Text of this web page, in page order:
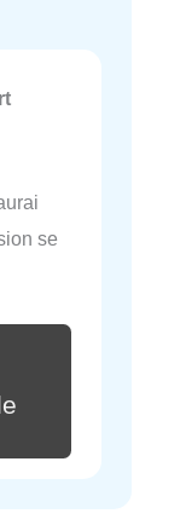
se